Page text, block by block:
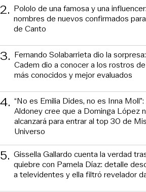
2. Pololo de una famosa y una
nombres de nuevos confirmados
de Canto
3. Fernando Solabarrieta dio la sorpresa:
Cadem dio a conocer a los rostros
más conocidos y mejor evaluados
4. “No es Emilia Dides, no es Inna Moll”:
Aldoney cree que a Dominga López
alcanzará para entrar al top 30 de
Universo
5. Gissella Gallardo cuenta la verdad
quiebre con Pamela Díaz: detalle
a televidentes y ella filtró revelador